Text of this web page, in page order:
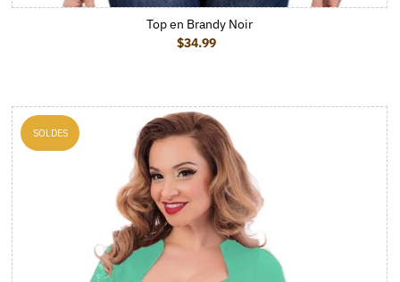
Top en Brandy Noir
Prix ordinaire
$34.99
SOLDES